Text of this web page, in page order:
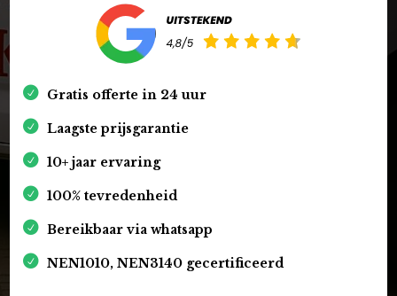
Gratis offerte in 24 uur
Laagste prijsgarantie
10+ jaar ervaring
100% tevredenheid
Bereikbaar via whatsapp
NEN1010, NEN3140 gecertificeerd